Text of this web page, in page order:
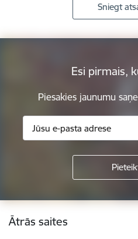
Sniegt
Esi pirmais,
Piesakies jaunumu
Kājene
Ātrās saites